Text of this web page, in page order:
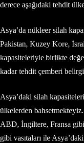
derece aşağıdaki tehdit
Asya’da nükleer silah
Pakistan, Kuzey Kore,
kapasiteleriyle birlikte
kadar tehdit çemberi
Asya’daki silah
ülkelerden
ABD, İngiltere, Fransa
gibi vasıtaları ile